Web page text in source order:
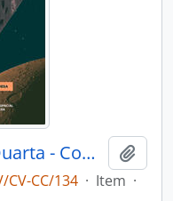
3.ª edição do Espaço à Quarta - Como observar o plástico do oceano
CV-CC/134 · Item ·